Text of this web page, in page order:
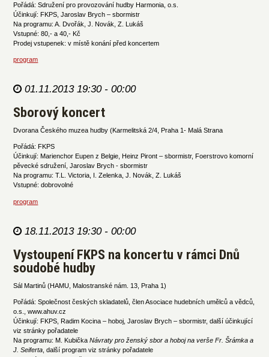
Pořádá: Sdružení pro provozování hudby Harmonia, o.s.
Účinkují: FKPS, Jaroslav Brych – sbormistr
Na programu: A. Dvořák, J. Novák, Z. Lukáš
Vstupné: 80,- a 40,- Kč
Prodej vstupenek: v místě konání před koncertem
program
01.11.2013 19:30 - 00:00
Sborový koncert
Dvorana Českého muzea hudby (Karmelitská 2/4, Praha 1- Malá Strana
Pořádá: FKPS
Účinkují: Marienchor Eupen z Belgie, Heinz Piront – sbormistr, Foerstrovo komorní
pěvecké sdružení, Jaroslav Brych - sbormistr
Na programu: T.L. Victoria, I. Zelenka, J. Novák, Z. Lukáš
Vstupné: dobrovolné
program
18.11.2013 19:30 - 00:00
Vystoupení FKPS na koncertu v rámci Dnů
soudobé hudby
Sál Martinů (HAMU, Malostranské nám. 13, Praha 1)
Pořádá: Společnost českých skladatelů, člen Asociace hudebních umělců a vědců,
o.s., www.ahuv.cz
Účinkují: FKPS, Radim Kocina – hoboj, Jaroslav Brych – sbormistr, další účinkující
viz stránky pořadatele
Na programu: M. KubičkaNávraty pro ženský sbor a hoboj na verše Fr. Šrámka a
J. Seiferta , další program viz stránky pořadatele